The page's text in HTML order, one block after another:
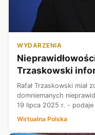
WYDARZENIA
Trzaskowski
Rafał Trzaskowski miał
domniemanych
19 lipca 2025 r. - podaje
sygnał wysłał
Wirtualna Polska